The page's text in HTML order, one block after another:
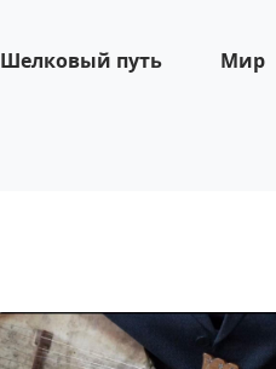
Шелковый путь Мир